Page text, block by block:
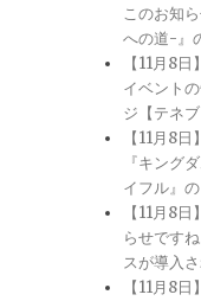
このお知
への道-』
【11月8
イベント
ジ【テネ
【11月8
『キング
イフル』
【11月8
らせです
スが導入
【11月8